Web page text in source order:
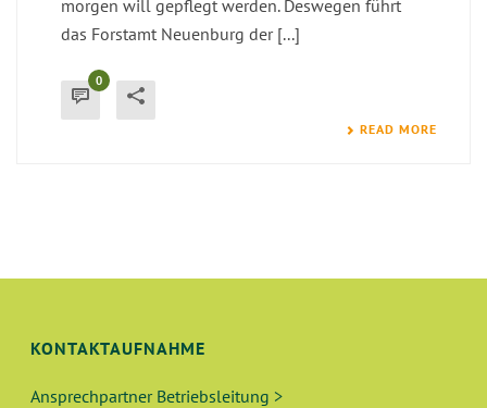
morgen will gepflegt werden. Deswegen führt
das Forstamt Neuenburg der [...]
0
READ MORE
KONTAKTAUFNAHME
Ansprechpartner Betriebsleitung >